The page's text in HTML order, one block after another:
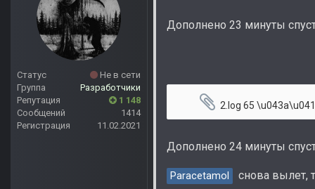
Статус
Не в сети
Группа
Разработчики
Репутация
1 148
Сообщений
1414
Регистрация
11.02.2021
Дополнено 23 минуты
2.log 65 \u043a\u0411
Дополнено 24 минуты
Paracetamol снова вылет,